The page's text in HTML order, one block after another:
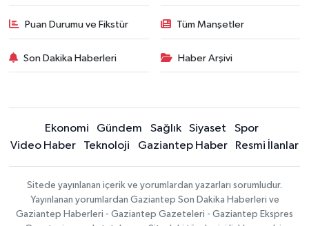
Puan Durumu ve Fikstür Tüm Manşetler
Son Dakika Haberleri Haber Arşivi
Ekonomi Gündem Sağlık Siyaset
Spor
Video Haber
Teknoloji Gaziantep Haber Resmi İlanlar
Sitede yayınlanan içerik ve yorumlardan yazarları sorumludur.
Yayınlanan yorumlardan Gaziantep Son Dakika Haberleri ve
Gaziantep Haberleri - Gaziantep Gazeteleri - Gaziantep Ekspres